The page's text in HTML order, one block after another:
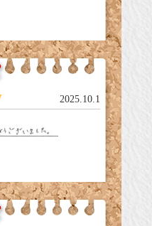
2025.10.1